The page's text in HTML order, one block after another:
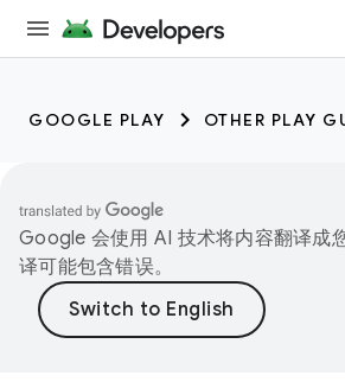
GOOGLE PLAY OTHER PLAY
Google 会使用 AI 技术将内容翻译成
译可能包含错误。